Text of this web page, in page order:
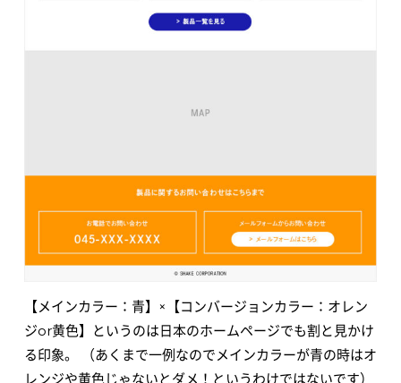
【メインカラー：青】×【コンバージョンカラー：オレン
ジor黄色】というのは日本のホームページでも割と見かけ
る印象。 （あくまで一例なのでメインカラーが青の時はオ
レンジや黄色じゃないとダメ！というわけではないです）